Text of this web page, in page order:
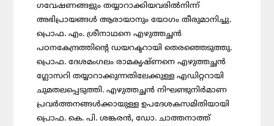
ഗവേഷണങ്ങളും തയ്യാറാക്കിയവരില്‍നിന്ന്
അഭിപ്രായങ്ങള്‍ ആരായാനും യോഗം തീരുമാനിച്ചു.
പ്രൊഫ. എം. ശ്രീനാഥനെ എഴുത്തച്ഛന്‍
പഠനകേന്ദ്രത്തിന്റെ ഡയറക്ടറായി തെരഞ്ഞെടുത്തു.
പ്രൊഫ. ദേശമംഗലം രാമകൃഷ്ണനെ എഴുത്തച്ഛന്‍
ഗ്ലോസറി തയ്യാറാക്കുന്നതിലേക്കുള്ള എഡിറ്ററായി
ചുമതലപ്പെടുത്തി. എഴുത്തച്ഛന്‍ നിഘണ്ടുനിര്‍മാണ
പ്രവര്‍ത്തനങ്ങള്‍ക്കായുള്ള ഉപദേശകസമിതിയായി
പ്രൊഫ. കെ. പി. ശങ്കരന്‍, ഡോ. ചാത്തനാത്ത്